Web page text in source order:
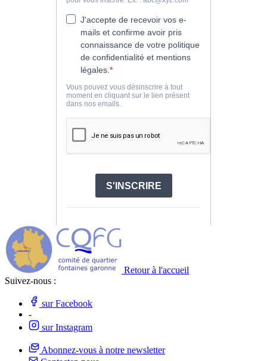
Retour à l'accueil
Suivez-nous :
sur Facebook
-
sur Instagram
Abonnez-vous à notre newsletter